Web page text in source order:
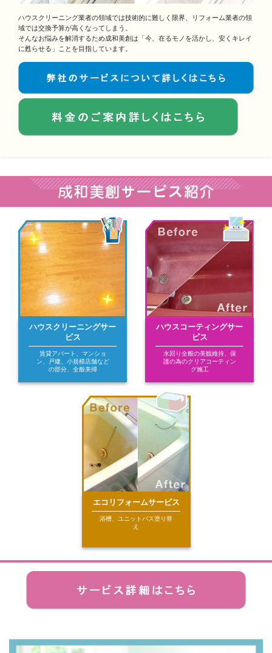
ハウスクリーニング業者の領域では技術的に難しく限界、リフォーム業者の領
域では交換予算が高くなってしまう。
そんなお悩みを解消するため成和美創は「今、在るモノを活かし、安くキレイ
に甦らせる」ことを目指しています。
ハウスクリーニングサー
ビス
賃貸アパート、マンショ
ン、戸建、小規模店舗など
の部分、全般美掃
ハウスコーティングサー
ビス
水回り全般の美観維持、保
護の為のクリアコーティン
グ施工
エコリフォームサービス
浴槽、ユニットバス塗り替
え